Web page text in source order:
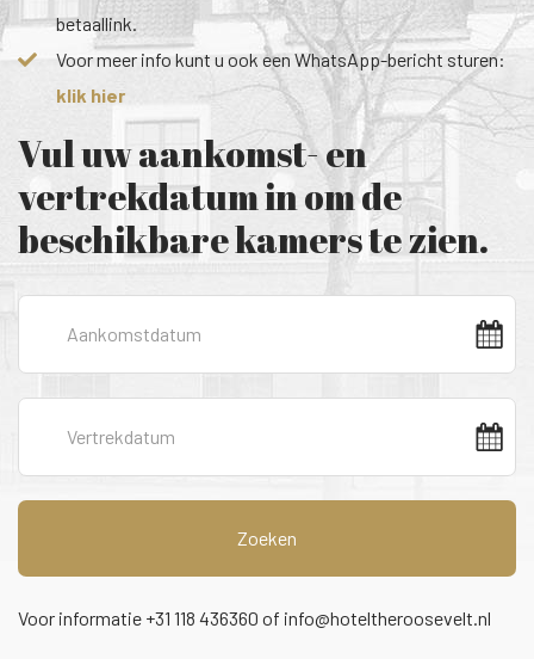
betaallink.
Voor meer info kunt u ook een WhatsApp-bericht sturen:
klik hier
Vul uw aankomst- en
vertrekdatum in om de
beschikbare kamers te zien.
Zoeken
Voor informatie +31 118 436360 of info@hoteltheroosevelt.nl